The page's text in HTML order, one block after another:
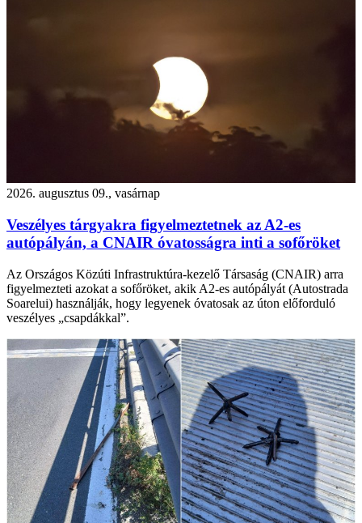
2026. augusztus 09., vasárnap
Veszélyes tárgyakra figyelmeztetnek az A2-es
autópályán, a CNAIR óvatosságra inti a sofőröket
Az Országos Közúti Infrastruktúra-kezelő Társaság (CNAIR) arra
figyelmezteti azokat a sofőröket, akik A2-es autópályát (Autostrada
Soarelui) használják, hogy legyenek óvatosak az úton előforduló
veszélyes „csapdákkal”.